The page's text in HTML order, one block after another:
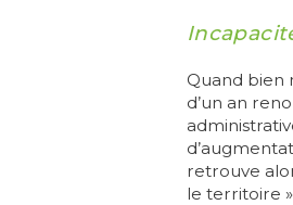
Quand bien
d’un an
retrouve
le territoire »